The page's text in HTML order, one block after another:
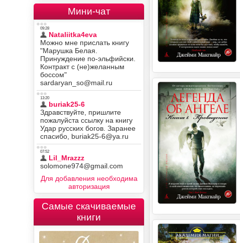
Мини-чат
Для добавления необходима
авторизация
Самые скачиваемые
книги